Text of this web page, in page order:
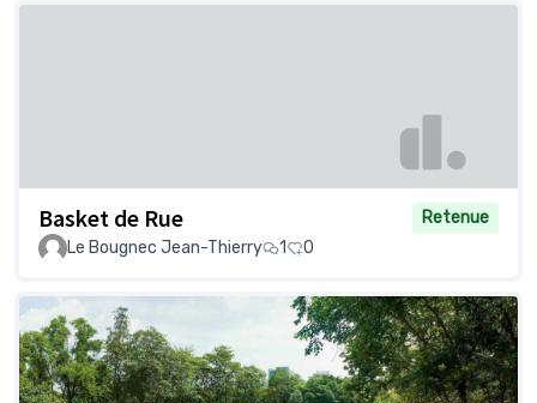
Basket de Rue
Retenue
Le Bougnec Jean-Thierry
1 0